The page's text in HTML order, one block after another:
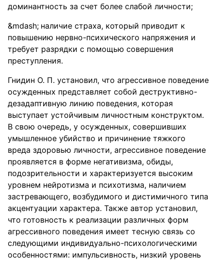
доминантность за счет более слабой личности;
наличие страха, который приводит к
повышению нервно-психического напряжения и
требует разрядки с помощью совершения
преступления.
Гнидин О. П. установил, что агрессивное поведение
осужденных представляет собой деструктивно-
дезадаптивную линию поведения, которая
выступает устойчивым личностным конструктом.
В свою очередь, у осужденных, совершивших
умышленное убийство и причинение тяжкого
вреда здоровью личности, агрессивное поведение
проявляется в форме негативизма, обиды,
подозрительности и характеризуется высоким
уровнем нейротизма и психотизма, наличием
застревающего, возбудимого и дистимичного типа
акцентуации характера. Также автор установил,
что готовность к реализации различных форм
агрессивного поведения имеет тесную связь со
следующими индивидуально-психологическими
особенностями: импульсивность, низкий уровень